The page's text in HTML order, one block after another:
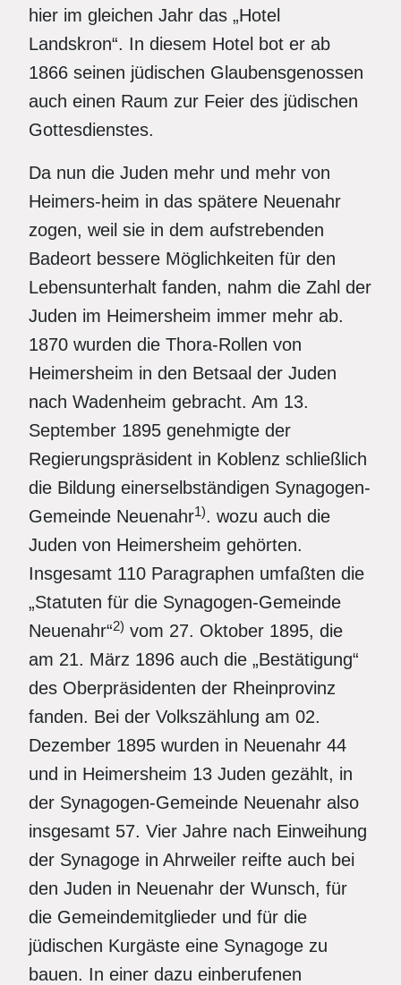
hier im gleichen Jahr das „Hotel
Landskron“. In diesem Hotel bot er ab
1866 seinen jüdischen Glaubensgenossen
auch einen Raum zur Feier des jüdischen
Gottesdienstes.
Da nun die Juden mehr und mehr von
Heimers-heim in das spätere Neuenahr
zogen, weil sie in dem aufstrebenden
Badeort bessere Möglichkeiten für den
Lebensunterhalt fanden, nahm die Zahl der
Juden im Heimersheim immer mehr ab.
1870 wurden die Thora-Rollen von
Heimersheim in den Betsaal der Juden
nach Wadenheim gebracht. Am 13.
September 1895 genehmigte der
Regierungspräsident in Koblenz schließlich
die Bildung einerselbständigen Synagogen-
Gemeinde Neuenahr1). wozu auch die
Juden von Heimersheim gehörten.
Insgesamt 110 Paragraphen umfaßten die
„Statuten für die Synagogen-Gemeinde
Neuenahr“2) vom 27. Oktober 1895, die
am 21. März 1896 auch die „Bestätigung“
des Oberpräsidenten der Rheinprovinz
fanden. Bei der Volkszählung am 02.
Dezember 1895 wurden in Neuenahr 44
und in Heimersheim 13 Juden gezählt, in
der Synagogen-Gemeinde Neuenahr also
insgesamt 57. Vier Jahre nach Einweihung
der Synagoge in Ahrweiler reifte auch bei
den Juden in Neuenahr der Wunsch, für
die Gemeindemitglieder und für die
jüdischen Kurgäste eine Synagoge zu
bauen. In einer dazu einberufenen